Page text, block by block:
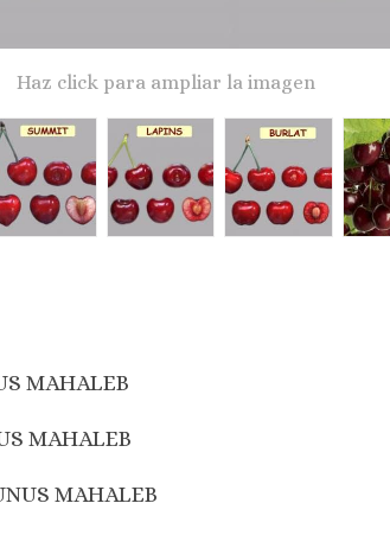
Haz click para ampliar la imagen
MAHALEB
MAHALEB
MAHALEB